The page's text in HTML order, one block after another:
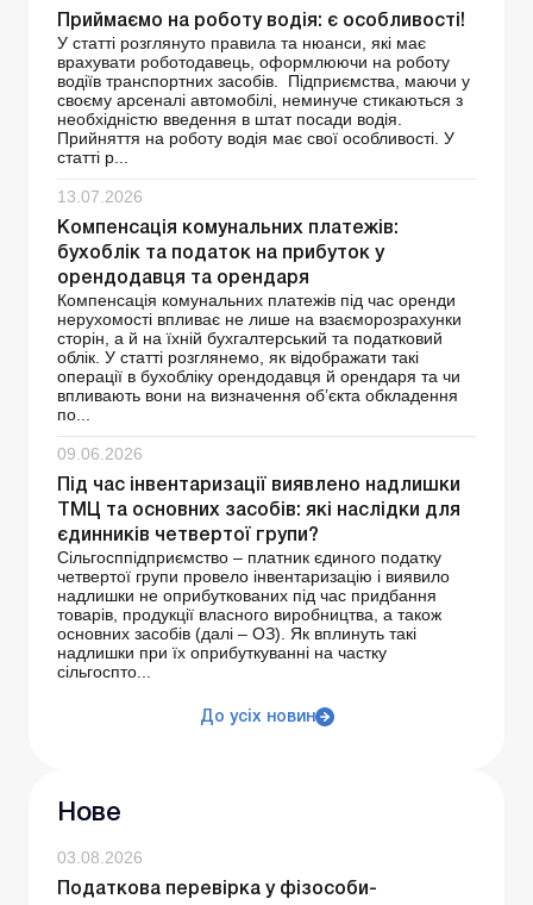
Приймаємо на роботу водія: є особливості!
У статті розглянуто правила та нюанси, які має
врахувати роботодавець, оформлюючи на роботу
водіїв транспортних засобів. Підприємства, маючи у
своєму арсеналі автомобілі, неминуче стикаються з
необхідністю введення в штат посади водія.
Прийняття на роботу водія має свої особливості. У
статті р...
13.07.2026
Компенсація комунальних платежів:
бухоблік та податок на прибуток у
орендодавця та орендаря
Компенсація комунальних платежів під час оренди
нерухомості впливає не лише на взаєморозрахунки
сторін, а й на їхній бухгалтерський та податковий
облік. У статті розглянемо, як відображати такі
операції в бухобліку орендодавця й орендаря та чи
впливають вони на визначення об’єкта обкладення
по...
09.06.2026
Під час інвентаризації виявлено надлишки
ТМЦ та основних засобів: які наслідки для
єдинників четвертої групи?
Сільгосппідприємство – платник єдиного податку
четвертої групи провело інвентаризацію і виявило
надлишки не оприбуткованих під час придбання
товарів, продукції власного виробництва, а також
основних засобів (далі – ОЗ). Як вплинуть такі
надлишки при їх оприбуткуванні на частку
сільгоспто...
До усіх новин
Нове
03.08.2026
Податкова перевірка у фізособи-